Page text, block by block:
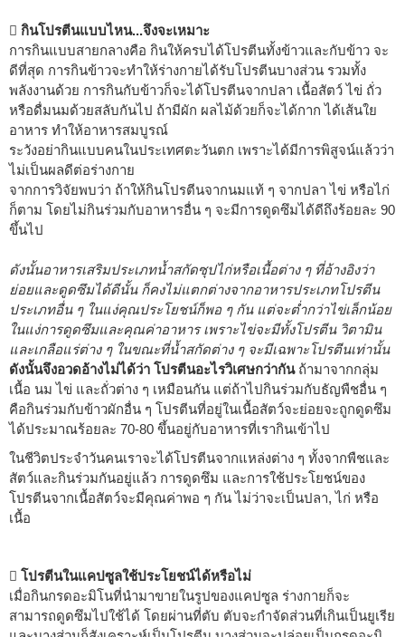
 กินโปรตีนแบบไหน...จึงจะเหมาะ
การกินแบบสายกลางคือ กินให้ครบได้โปรตีนทั้งข้าวและกับข้าว จะ
ดีที่สุด การกินข้าวจะทำให้ร่างกายได้รับโปรตีนบางส่วน รวมทั้ง
พลังงานด้วย การกินกับข้าวก็จะได้โปรตีนจากปลา เนื้อสัตว์ ไข่ ถั่ว
หรือดื่มนมด้วยสลับกันไป ถ้ามีผัก ผลไม้ด้วยก็จะได้กาก ได้เส้นใย
อาหาร ทำให้อาหารสมบูรณ์
ระวังอย่ากินแบบคนในประเทศตะวันตก เพราะได้มีการพิสูจน์แล้วว่า
ไม่เป็นผลดีต่อร่างกาย
จากการวิจัยพบว่า ถ้าให้กินโปรตีนจากนมแท้ ๆ จากปลา ไข่ หรือไก่
ก็ตาม โดยไม่กินร่วมกับอาหารอื่น ๆ จะมีการดูดซึมได้ดีถึงร้อยละ 90
ขึ้นไป
ดังนั้นอาหารเสริมประเภทน้ำสกัดซุปไก่หรือเนื้อต่าง ๆ ที่อ้างอิงว่า
ย่อยและดูดซึมได้ดีนั้น ก็คงไม่แตกต่างจากอาหารประเภทโปรตีน
ประเภทอื่น ๆ ในแง่คุณประโยชน์ก็พอ ๆ กัน แต่จะต่ำกว่าไข่เล็กน้อย
ในแง่การดูดซึมและคุณค่าอาหาร เพราะไข่จะมีทั้งโปรตีน วิตามิน
และเกลือแร่ต่าง ๆ ในขณะที่น้ำสกัดต่าง ๆ จะมีเฉพาะโปรตีนเท่านั้น
ดังนั้นจึงอวดอ้างไม่ได้ว่า โปรตีนอะไรวิเศษกว่ากัน ถ้ามาจากกลุ่ม
เนื้อ นม ไข่ และถั่วต่าง ๆ เหมือนกัน แต่ถ้าไปกินร่วมกับธัญพืชอื่น ๆ
คือกินร่วมกับข้าวผักอื่น ๆ โปรตีนที่อยู่ในเนื้อสัตว์จะย่อยจะถูกดูดซึม
ได้ประมาณร้อยละ 70-80 ขึ้นอยู่กับอาหารที่เรากินเข้าไป
ในชีวิตประจำวันคนเราจะได้โปรตีนจากแหล่งต่าง ๆ ทั้งจากพืชและ
สัตว์และกินร่วมกันอยู่แล้ว การดูดซึม และการใช้ประโยชน์ของ
โปรตีนจากเนื้อสัตว์จะมีคุณค่าพอ ๆ กัน ไม่ว่าจะเป็นปลา, ไก่ หรือ
เนื้อ
 โปรตีนในแคปซูลใช้ประโยชน์ได้หรือไม่
เมื่อกินกรดอะมิโนที่นำมาขายในรูปของแคปซูล ร่างกายก็จะ
สามารถดูดซึมไปใช้ได้ โดยผ่านที่ตับ ตับจะกำจัดส่วนที่เกินเป็นยูเรีย